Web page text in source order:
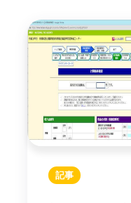
記事